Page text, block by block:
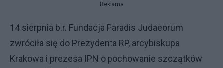
Reklama
14 sierpnia b.r. Fundacja Paradis Judaeorum
zwróciła się do Prezydenta RP, arcybiskupa
Krakowa i prezesa IPN o pochowanie szczątków